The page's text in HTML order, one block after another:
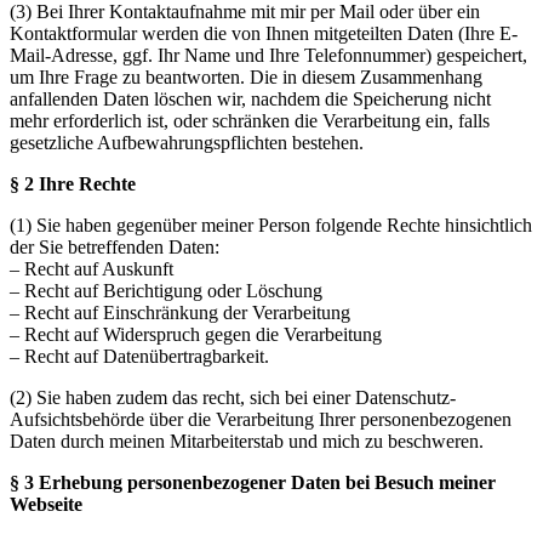
(3) Bei Ihrer Kontaktaufnahme mit mir per Mail oder über ein
Kontaktformular werden die von Ihnen mitgeteilten Daten (Ihre E-
Mail-Adresse, ggf. Ihr Name und Ihre Telefonnummer) gespeichert,
um Ihre Frage zu beantworten. Die in diesem Zusammenhang
anfallenden Daten löschen wir, nachdem die Speicherung nicht
mehr erforderlich ist, oder schränken die Verarbeitung ein, falls
gesetzliche Aufbewahrungspflichten bestehen.
§ 2 Ihre Rechte
(1) Sie haben gegenüber meiner Person folgende Rechte hinsichtlich
der Sie betreffenden Daten:
– Recht auf Auskunft
– Recht auf Berichtigung oder Löschung
– Recht auf Einschränkung der Verarbeitung
– Recht auf Widerspruch gegen die Verarbeitung
– Recht auf Datenübertragbarkeit.
(2) Sie haben zudem das recht, sich bei einer Datenschutz-
Aufsichtsbehörde über die Verarbeitung Ihrer personenbezogenen
Daten durch meinen Mitarbeiterstab und mich zu beschweren.
§ 3 Erhebung personenbezogener Daten bei Besuch meiner
Webseite